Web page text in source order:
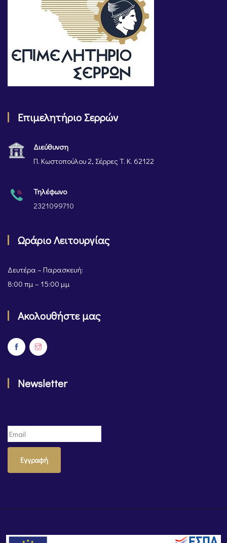
Επιμελητήριο Σερρών
Διεύθυνση
Π. Κωστοπούλου 2, Σέρρες Τ. Κ. 62122
Τηλέφωνο
2321099710
Ωράριο Λειτουργίας
Δευτέρα – Παρασκευή:
8:00 πμ – 15:00 μμ
Ακολουθήστε μας
Newsletter
Εγγραφή